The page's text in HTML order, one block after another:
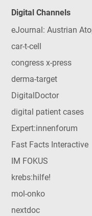
Digital Channels
eJournal: Austrian
car-t-cell
congress x-press
derma-target
DigitalDoctor
digital patient cases
Expert:innenforum
Fast Facts Interactive
IM FOKUS
krebs:hilfe!
mol-onko
nextdoc